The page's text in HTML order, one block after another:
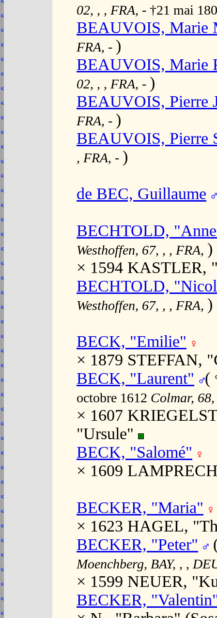
02, , , FRA, - †21 mai
BEAUVOIS, Marie
FRA, - )
BEAUVOIS, Marie
02, , , FRA, - )
BEAUVOIS, Pierre
FRA, - )
BEAUVOIS, Pierre
, FRA, - )
de BEC, Guillaume
BECHTOLD,
Westhoffen, 67, , , FRA, )
× 1594 KASTLER,
BECHTOLD,
Westhoffen, 67, , , FRA, )
BECK, "Emilie"
× 1879 STEFFAN,
BECK, "Laurent"
(
octobre 1612 Colmar,
× 1607
"Ursule"
BECK, "Salomé"
× 1609
BECKER, "Maria"
× 1623 HAGEL,
BECKER, "Peter"
Moenchberg, BAY, , ,
× 1599 NEUER,
BECKER,